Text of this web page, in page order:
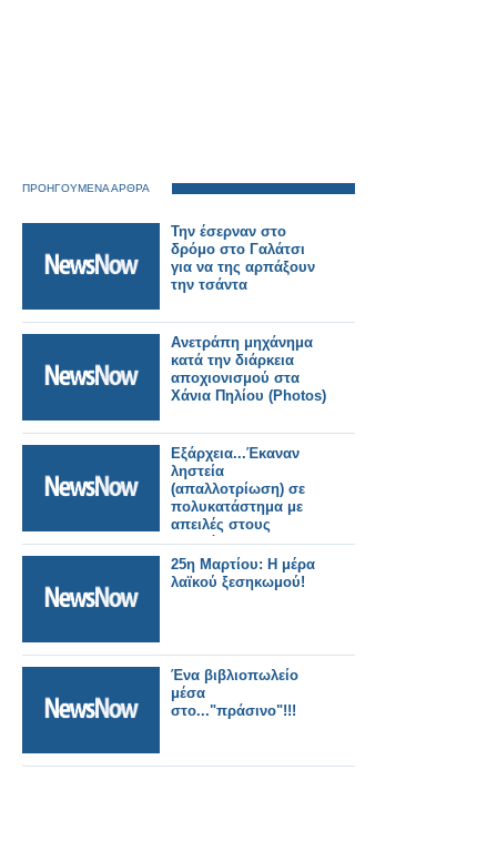
ΠΡΟΗΓΟΥΜΕΝΑ ΑΡΘΡΑ
Την έσερναν στο
δρόμο στο Γαλάτσι
για να της αρπάξουν
την τσάντα
Ανετράπη μηχάνημα
κατά την διάρκεια
αποχιονισμού στα
Χάνια Πηλίου (Photos)
Εξάρχεια...Έκαναν
ληστεία
(απαλλοτρίωση) σε
πολυκατάστημα με
απειλές στους
εργαζόμενους..
25η Μαρτίου: H μέρα
λαϊκού ξεσηκωμού!
Ένα βιβλιοπωλείο
μέσα
στο..."πράσινο"!!!